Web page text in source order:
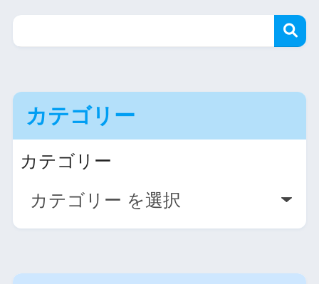
カテゴリー
カテゴリー